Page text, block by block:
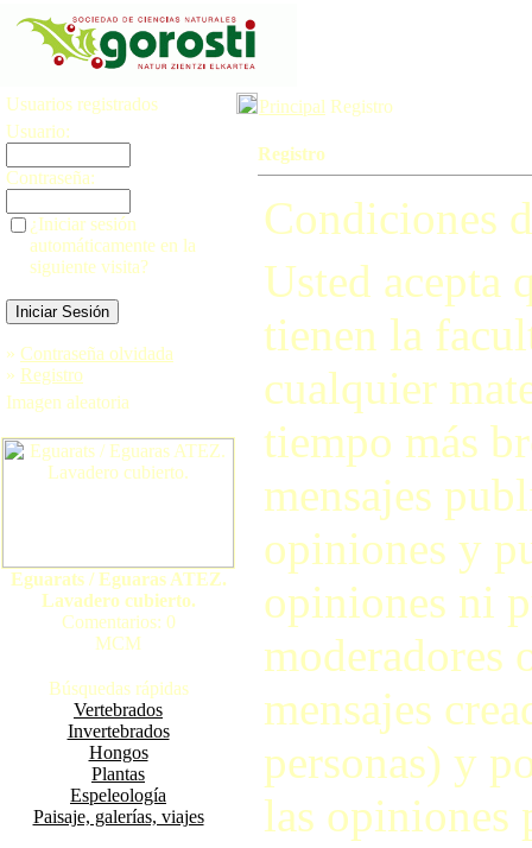
Usuarios registrados
Usuario:
Contraseña:
¿Iniciar sesión
automáticamente en la
siguiente visita?
» Contraseña olvidada
» Registro
Imagen aleatoria
Eguarats / Eguaras ATEZ.
Lavadero cubierto.
Comentarios: 0
MCM
Búsquedas rápidas
Vertebrados
Invertebrados
Hongos
Plantas
Espeleología
Paisaje, galerías, viajes
Principal Registro
Registro
Condiciones
Usted acepta
tienen la
cualquier
tiempo más
mensajes
opiniones y
opiniones ni
moderadores
mensajes
personas) y
las opiniones